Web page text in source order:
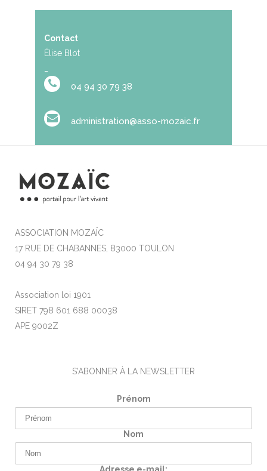
Contact
Élise Blot
04 94 30 79 38
administration@asso-mozaic.fr
ASSOCIATION MOZAÏC
17 RUE DE CHABANNES, 83000 TOULON
04 94 30 79 38
Association loi 1901
SIRET 798 601 688 00038
APE 9002Z
S'ABONNER À LA NEWSLETTER
Prénom
Nom